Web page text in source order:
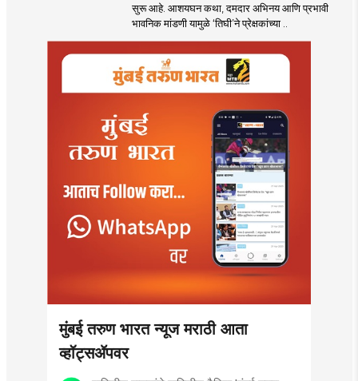
सुरू आहे. आशयघन कथा, दमदार अभिनय आणि प्रभावी
भावनिक मांडणी यामुळे ‘तिघी’ने प्रेक्षकांच्या ..
मुंबई तरुण भारत न्यूज मराठी आता
व्हॉट्सॲपवर